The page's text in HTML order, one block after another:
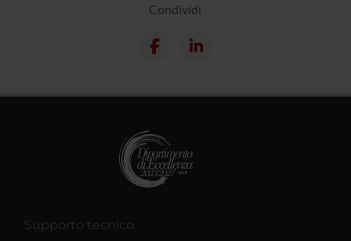
Condividi
Supporto tecnico